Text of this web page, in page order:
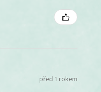
před 1 rokem